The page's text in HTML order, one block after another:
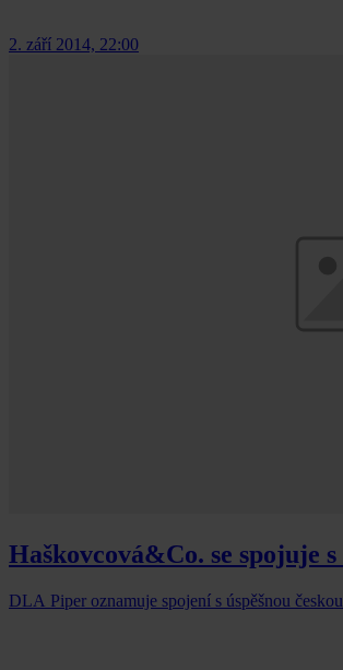
2. září 2014, 22:00
Haškovcová&Co. se spojuje
DLA Piper oznamuje spojení s úspěšnou